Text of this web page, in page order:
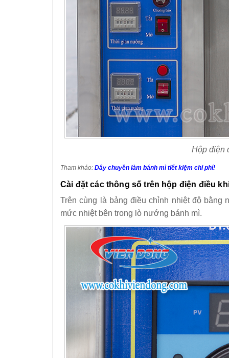
Hộp điện
Tham khảo: Dây chuyền làm bánh mì tiết kiệm chi phí!
Cài đặt các thông số trên hộp điện điều
Trên cùng là bảng điều chỉnh nhiệt độ bằng
mức nhiệt bên trong lò nướng bánh mì.